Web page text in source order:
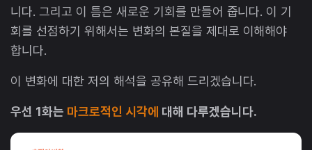
니다. 그리고 이 틈은 새로운 기회를 만들어 줍니다. 이 기
회를 선점하기 위해서는 변화의 본질을 제대로 이해해야
합니다.
이 변화에 대한 저의 해석을 공유해 드리겠습니다.
우선 1화는 마크로적인 시각에 대해 다루겠습니다.